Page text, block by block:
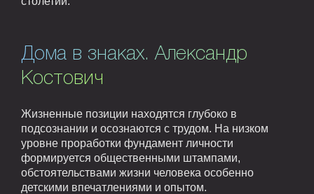
Дома в знаках. Александр
Костович
Жизненные позиции находятся глубоко в
подсознании и осознаются с трудом. На низком
уровне проработки фундамент личности
формируется общественными штампами,
обстоятельствами жизни человека особенно
детскими впечатлениями и опытом.